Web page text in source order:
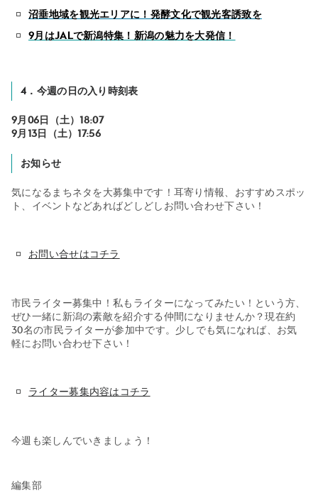
沼垂地域を観光エリアに！発酵文化で観光客誘致を
9月はJALで新潟特集！新潟の魅力を大発信！
4．今週の日の入り時刻表
9月06日（土）18:07
9月13日（土）17:56
お知らせ
気になるまちネタを大募集中です！耳寄り情報、おすすめスポッ
ト、イベントなどあればどしどしお問い合わせ下さい！
お問い合せはコチラ
市民ライター募集中！私もライターになってみたい！という方、
ぜひ一緒に新潟の素敵を紹介する仲間になりませんか？現在約
30名の市民ライターが参加中です。少しでも気になれば、お気
軽にお問い合わせ下さい！
ライター募集内容はコチラ
今週も楽しんでいきましょう！
編集部